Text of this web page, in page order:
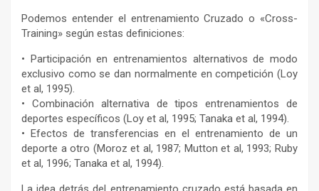
Podemos entender el entrenamiento Cruzado o «Cross-
Training» según estas definiciones:
• Participación en entrenamientos alternativos de modo
exclusivo como se dan normalmente en competición (Loy
et al, 1995).
• Combinación alternativa de tipos entrenamientos de
deportes específicos (Loy et al, 1995; Tanaka et al, 1994).
• Efectos de transferencias en el entrenamiento de un
deporte a otro (Moroz et al, 1987; Mutton et al, 1993; Ruby
et al, 1996; Tanaka et al, 1994).